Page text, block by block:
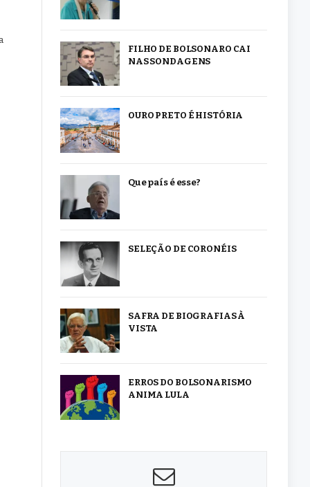
FILHO DE BOLSONARO CAI
NAS SONDAGENS
OURO PRETO É HISTÓRIA
Que país é esse?
SELEÇÃO DE CORONÉIS
SAFRA DE BIOGRAFIAS À
VISTA
ERROS DO BOLSONARISMO
ANIMA LULA